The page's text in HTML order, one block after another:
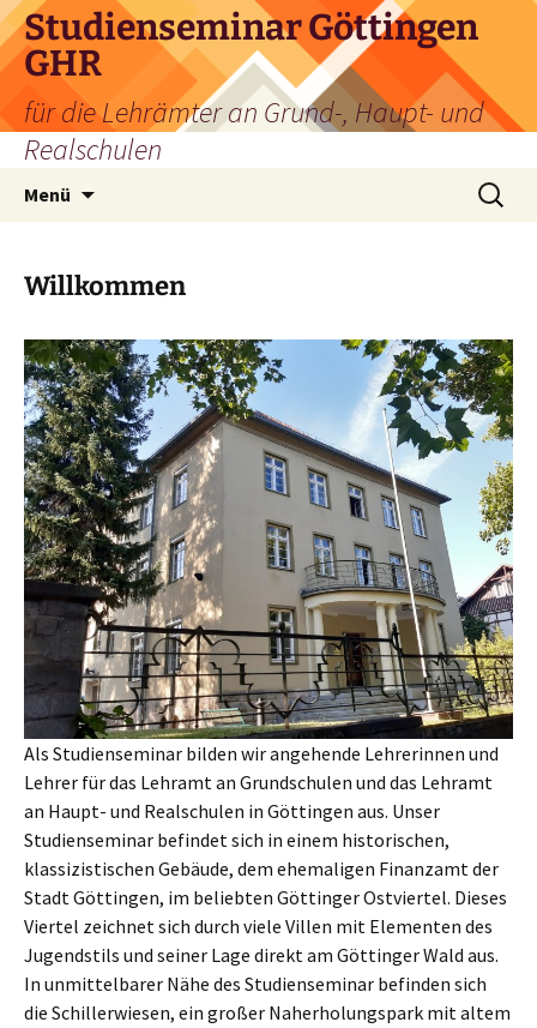
Zum
Inhalt
springen
Studienseminar Göttingen
GHR
für die Lehrämter an Grund-, Haupt- und
Realschulen
Menü
Suchen
nach:
Willkommen
Als Studienseminar bilden wir angehende Lehrerinnen und
Lehrer für das Lehramt an Grundschulen und das Lehramt
an Haupt- und Realschulen in Göttingen aus. Unser
Studienseminar befindet sich in einem historischen,
klassizistischen Gebäude, dem ehemaligen Finanzamt der
Stadt Göttingen, im beliebten Göttinger Ostviertel. Dieses
Viertel zeichnet sich durch viele Villen mit Elementen des
Jugendstils und seiner Lage direkt am Göttinger Wald aus.
In unmittelbarer Nähe des Studienseminar befinden sich
die Schillerwiesen, ein großer Naherholungspark mit altem